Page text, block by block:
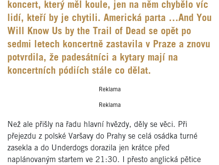
koncert, který měl koule, jen na něm chybělo víc
lidí, kteří by je chytili. Americká parta …And You
Will Know Us by the Trail of Dead se opět po
sedmi letech koncertně zastavila v Praze a znovu
potvrdila, že padesátníci a kytary mají na
koncertních pódiích stále co dělat.
Reklama
Reklama
Než ale přišly na řadu hlavní hvězdy, děly se věci. Při
přejezdu z polské Varšavy do Prahy se celá osádka turné
zasekla a do Underdogs dorazila jen krátce před
naplánovaným startem ve 21:30. I přesto anglická pětice